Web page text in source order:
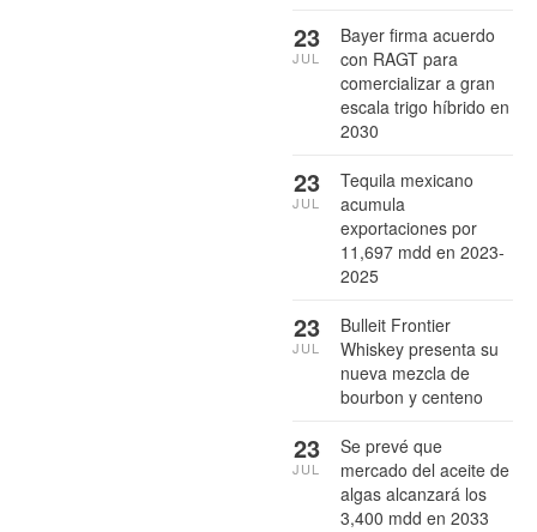
Bayer firma acuerdo
con RAGT para
comercializar a gran
escala trigo híbrido en
2030
23
JUL
Tequila mexicano
acumula
exportaciones por
11,697 mdd en 2023-
2025
23
JUL
Bulleit Frontier
Whiskey presenta su
nueva mezcla de
bourbon y centeno
23
JUL
Se prevé que
mercado del aceite de
algas alcanzará los
3,400 mdd en 2033
23
JUL